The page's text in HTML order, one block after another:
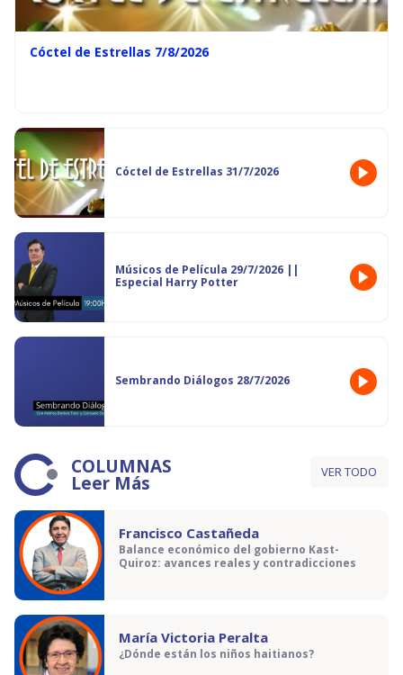
Cóctel de Estrellas 7/8/2026
Cóctel de Estrellas 31/7/2026
Músicos de Película 29/7/2026 ||
Especial Harry Potter
Sembrando Diálogos 28/7/2026
COLUMNAS
Leer Más VER TODO
Francisco Castañeda
Balance económico del gobierno Kast-
Quiroz: avances reales y contradicciones
María Victoria Peralta
¿Dónde están los niños haitianos?